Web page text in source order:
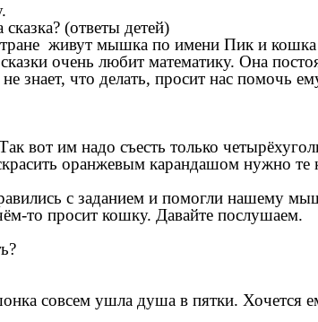
(ответы детей)
живут мышка по имени Пик и
очень любит математику. Она
знает, что делать, просит нас
вот им надо съесть только
оранжевым карандашом нужно те
с заданием и помогли нашему
то просит кошку. Давайте послушаем.
совсем ушла душа в пятки. Хочется